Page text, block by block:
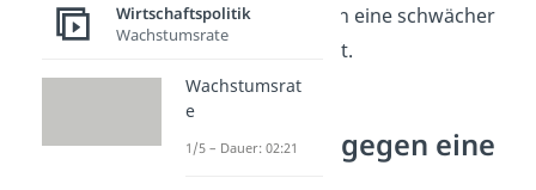
bezeichnet allgemein eine schwächer
werdende Wirtschaft.
Maßnahmen gegen eine
Wirtschaftspolitik
Wachstumsrate
Wachstumsrat
e
1/5 – Dauer: 02:21